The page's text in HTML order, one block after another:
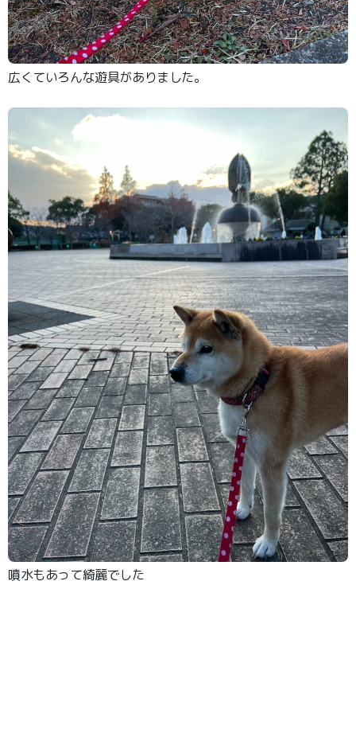
広くていろんな遊具がありました。
噴水もあって綺麗でした